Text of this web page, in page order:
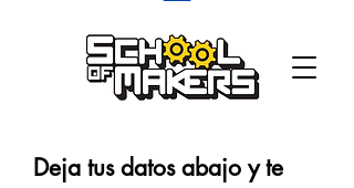
Deja tus datos abajo y te